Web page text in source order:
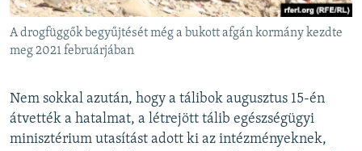
A drogfüggők begyűjtését még a bukott afgán kormány kezdte
meg 2021 februárjában
Nem sokkal azután, hogy a tálibok augusztus 15-én
átvették a hatalmat, a létrejött tálib egészségügyi
minisztérium utasítást adott ki az intézményeknek,